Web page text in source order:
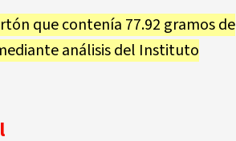
que contenía 77.92 gramos de
análisis del Instituto